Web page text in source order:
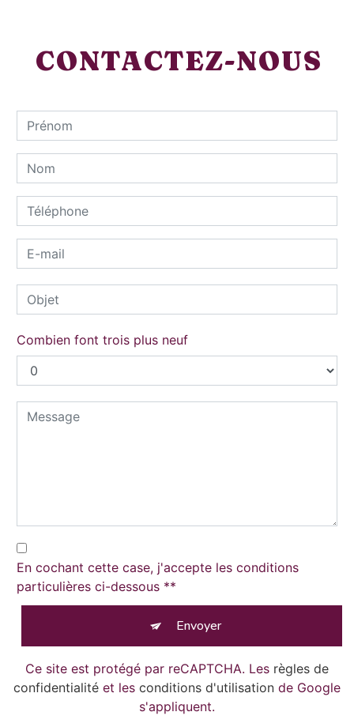
CONTACTEZ-NOUS
Combien font trois plus neuf
En cochant cette case, j'accepte les conditions
particulières ci-dessous **
Envoyer
Ce site est protégé par reCAPTCHA. Les règles de
confidentialité et les conditions d'utilisation de Google
s'appliquent.